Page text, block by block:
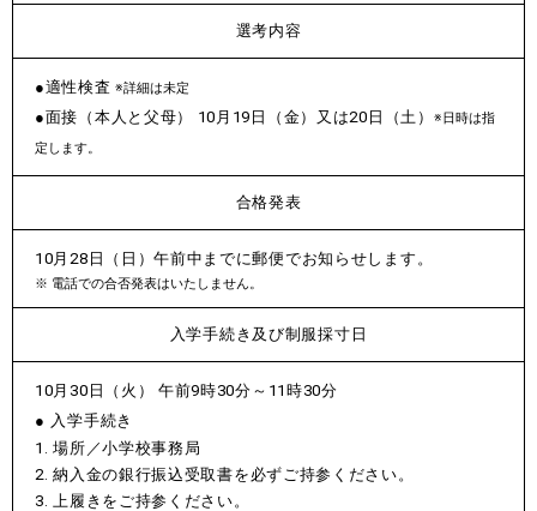
選考内容
●適性検査※詳細は未定
●面接（本人と父母） 10月19日（金）又は20日（土）
※日時は指
定します。
合格発表
10月28日（日）午前中までに郵便でお知らせします。
電話での合否発表はいたしません。
入学手続き及び制服採寸日
10月30日（火） 午前9時30分～11時30分
入学手続き
場所／小学校事務局
納入金の銀行振込受取書を必ずご持参ください。
上履きをご持参ください。